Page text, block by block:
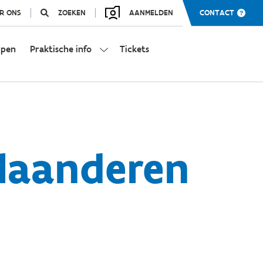
ONS ZOEKEN AANMELDEN CONTACT
Praktische info Tickets